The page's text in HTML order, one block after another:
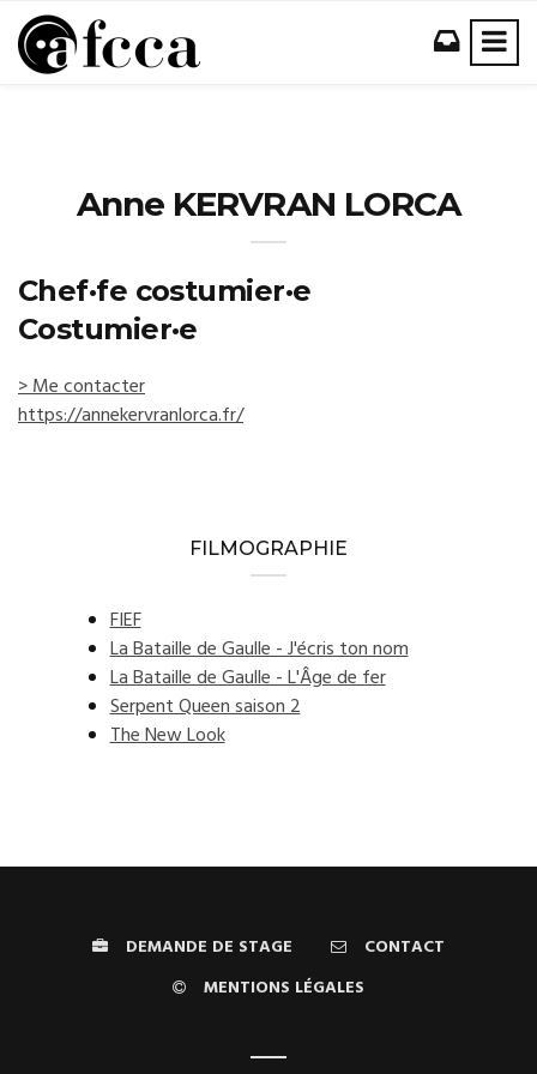
Anne KERVRAN LORCA
Chef·fe costumier·e
Costumier·e
> Me contacter
https://annekervranlorca.fr/
FILMOGRAPHIE
FIEF
La Bataille de Gaulle - J'écris ton nom
La Bataille de Gaulle - L'Âge de fer
Serpent Queen saison 2
The New Look
DEMANDE DE STAGE
CONTACT
MENTIONS LÉGALES